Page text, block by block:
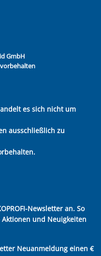
GmbH
vorbehalten
es sich nicht um
ausschließlich zu
Newsletter an. So
und Neuigkeiten
Neuanmeldung einen €